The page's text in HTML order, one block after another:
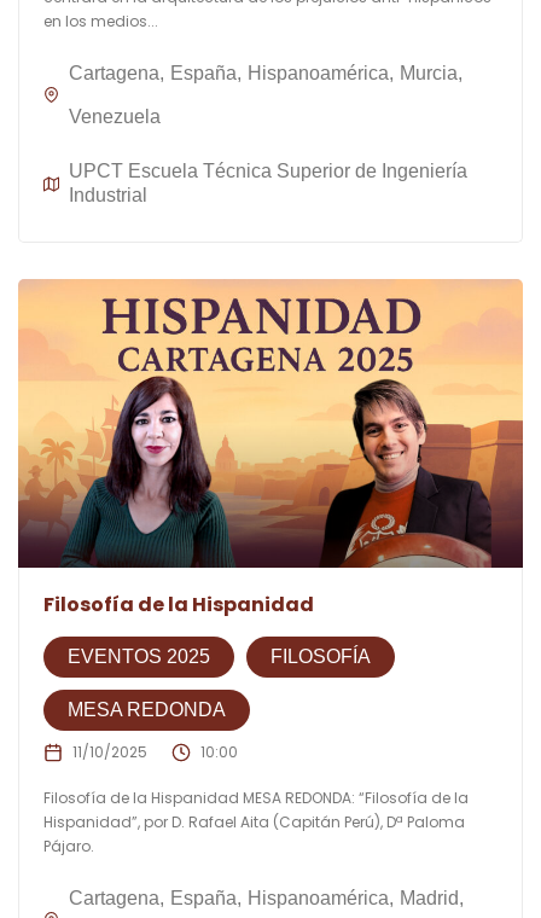
en los medios...
Cartagena España Hispanoamérica Murcia
Venezuela
UPCT Escuela Técnica Superior de Ingeniería
Industrial
Filosofía de la Hispanidad
EVENTOS 2025 FILOSOFÍA
MESA REDONDA
11/10/2025 10:00
Filosofía de la Hispanidad MESA REDONDA: “Filosofía de la
Hispanidad”, por D. Rafael Aita (Capitán Perú), Dª Paloma
Pájaro.
Cartagena España Hispanoamérica Madrid